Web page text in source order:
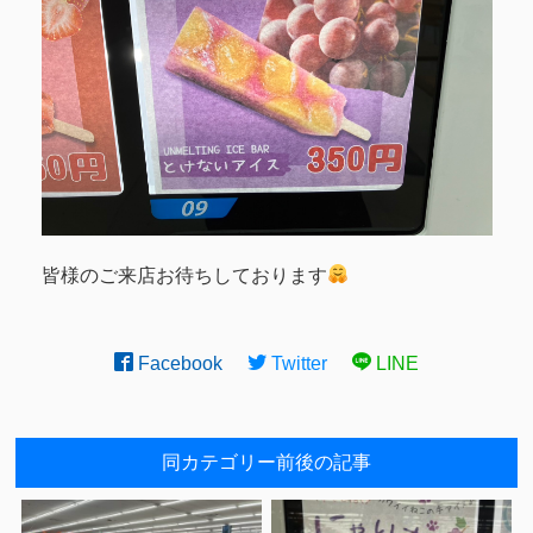
皆様のご来店お待ちしております
Facebook Twitter LINE
同カテゴリー前後の記事